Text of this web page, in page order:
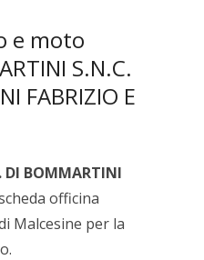
e moto
S.N.C.
FABRIZIO E
DI BOMMARTINI
officina
Malcesine per la